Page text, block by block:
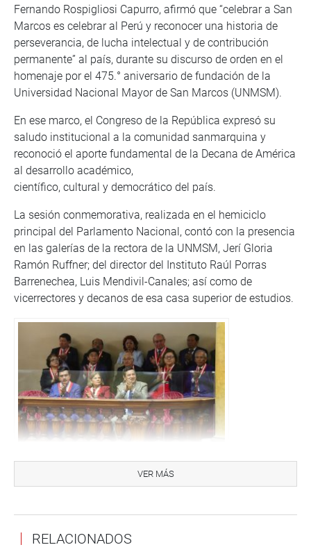
Fernando Rospigliosi Capurro, afirmó que “celebrar a San
Marcos es celebrar al Perú y reconocer una historia de
perseverancia, de lucha intelectual y de contribución
permanente” al país, durante su discurso de orden en el
homenaje por el 475.° aniversario de fundación de la
Universidad Nacional Mayor de San Marcos (UNMSM).
En ese marco, el Congreso de la República expresó su
saludo institucional a la comunidad sanmarquina y
reconoció el aporte fundamental de la Decana de América
al desarrollo académico,
científico, cultural y democrático del país.
La sesión conmemorativa, realizada en el hemiciclo
principal del Parlamento Nacional, contó con la presencia
en las galerías de la rectora de la UNMSM, Jerí Gloria
Ramón Ruffner; del director del Instituto Raúl Porras
Barrenechea, Luis Mendivil-Canales; así como de
vicerrectores y decanos de esa casa superior de estudios.
Durante su alocución, Rospigliosi Capurro señaló que la
representación nacional rinde homenaje a las
VER MÁS
RELACIONADOS